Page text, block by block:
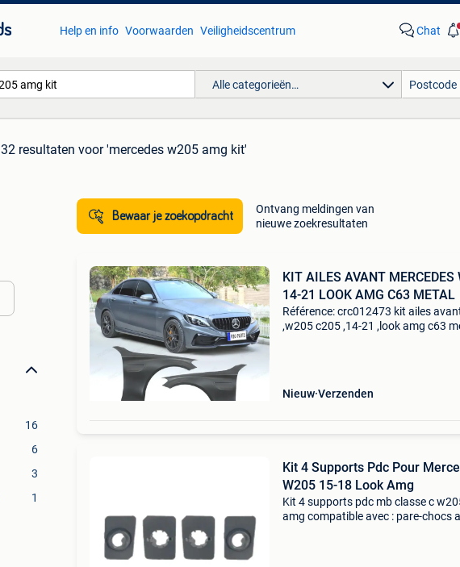
Help en info Voorwaarden Veiligheidscentrum Chat
Alle categorieën…
32 resultaten voor 'mercedes w205 amg kit'
16
6
3
1
Bewaar je zoekopdracht
Ontvang meldingen van
nieuwe zoekresultaten
KIT AILES AVANT
14-21 LOOK AMG C63 METAL
Référence: crc012473 kit ailes
,w205 c205 ,14-21 ,look amg c63
Nieuw Verzenden
Kit 4 Supports Pdc Pour
W205 15-18 Look Amg
Kit 4 supports pdc mb classe c
amg compatible avec : pare-chocs